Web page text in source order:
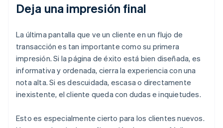
Deja una impresión final
La última pantalla que ve un cliente en un flujo de
transacción es tan importante como su primera
impresión. Si la página de éxito está bien diseñada, es
informativa y ordenada, cierra la experiencia con una
nota alta. Si es descuidada, escasa o directamente
inexistente, el cliente queda con dudas e inquietudes.
Esto es especialmente cierto para los clientes nuevos.